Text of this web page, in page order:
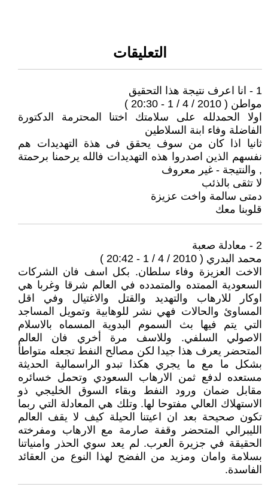
التعليقات
1 - انا اعرف نتيجة هذا التحقيق
مواطن ( 2010 / 4 / 1 - 20:30 )
اولا الحمدلله على سلامتك اختنا المحترمة الدكتورة
الفاضلة وفاء ابنة السلاطين
ثانيا اذا كان من سوف يحقق فى هذة التهديدات هم
نفسهم الذين اصدروا هذه التهديدات فالله يرحمنا برحمتة
, والنتيجة - غير معروف
لا تثقى بالذئب
دمتى سالمة واخت عزيزة
قلوبنا معك
2 - معادلة صعبة
محمد البدري ( 2010 / 4 / 1 - 20:42 )
الاخت العزيزة وفاء سلطان. بكل اسف فان الشركات
السعودية الممتده والمتمدده في العالم شرقا وغربا هي
اوكار للارهاب والتهديد والقتل والاغتيال وفي اقل
المساوئ والحالات فهي نشر للوهابية وتمويل المساجد
التي يتم فيها بث السموم البدوية المسماه بالاسلام
الاصولي السلفي. وللاسف مرة أخري فان العالم
المتحضر يعرف هذا جيدا لكن مصالح النفط تجعله متواطأ
بشكل ما مع ما يجري هكذا تبدو الراسمالية الحديثة
مستعده لدفع ثمن الارهاب السعودي وتحمل خسائره
مقابل ضمان ورود النفط وبقاء السوق الخليجي ذو
الاستهلاك العالي مفتوحا لها. وتلك هي المعادلة التي ربما
تكون صحيحة بعد ان اعيتنا الحيلة كيف لا يقف العالم
الليبرالي المتحضر وقفة صارمة مع الارهاب ومفرخته
الحقيقة في جزيرة العرب. لم يعد سوي الحذر وامنياتنا
بسلامة وامان ومزيد من الفضح لهذا النوع من العقائد
الفاسدة.